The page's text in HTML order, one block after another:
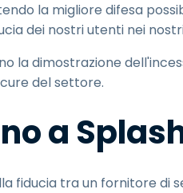
la migliore difesa
dei nostri utenti nei
la dimostrazione
del settore.
a
fiducia tra un fornitore di